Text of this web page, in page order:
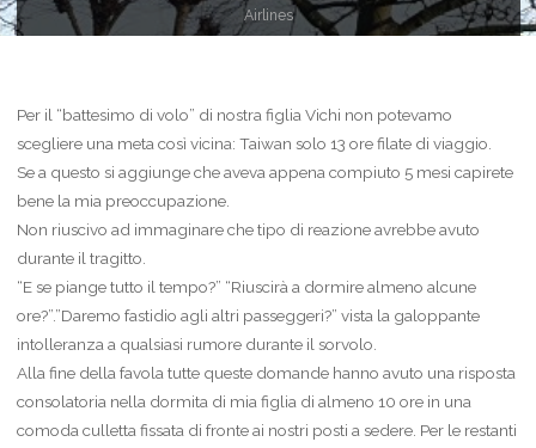
Airlines
Per il “battesimo di volo” di nostra figlia Vichi non potevamo
scegliere una meta così vicina: Taiwan solo 13 ore filate di viaggio.
Se a questo si aggiunge che aveva appena compiuto 5 mesi capirete
bene la mia preoccupazione.
Non riuscivo ad immaginare che tipo di reazione avrebbe avuto
durante il tragitto.
“E se piange tutto il tempo?” “Riuscirà a dormire almeno alcune
ore?”.”Daremo fastidio agli altri passeggeri?” vista la galoppante
intolleranza a qualsiasi rumore durante il sorvolo.
Alla fine della favola tutte queste domande hanno avuto una risposta
consolatoria nella dormita di mia figlia di almeno 10 ore in una
comoda culletta fissata di fronte ai nostri posti a sedere. Per le restanti